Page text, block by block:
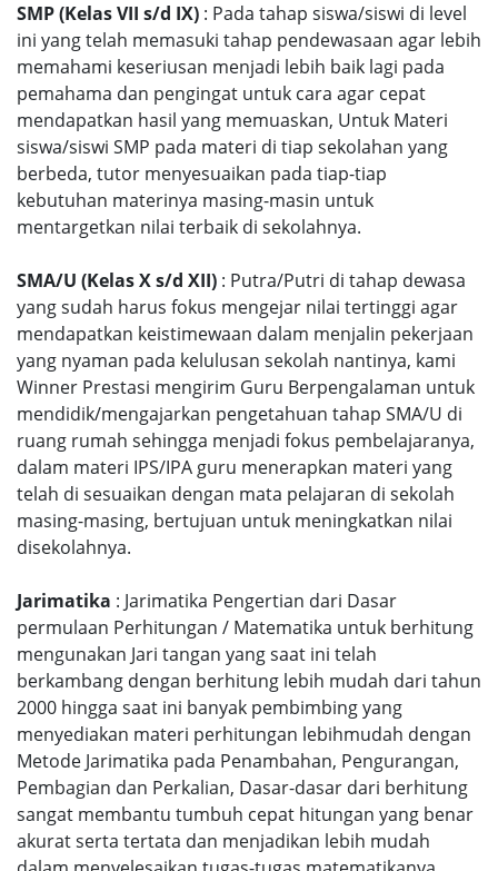
SMP (Kelas VII s/d IX) : Pada tahap siswa/siswi di level
ini yang telah memasuki tahap pendewasaan agar lebih
memahami keseriusan menjadi lebih baik lagi pada
pemahama dan pengingat untuk cara agar cepat
mendapatkan hasil yang memuaskan, Untuk Materi
siswa/siswi SMP pada materi di tiap sekolahan yang
berbeda, tutor menyesuaikan pada tiap-tiap
kebutuhan materinya masing-masin untuk
mentargetkan nilai terbaik di sekolahnya.
SMA/U (Kelas X s/d XII) : Putra/Putri di tahap dewasa
yang sudah harus fokus mengejar nilai tertinggi agar
mendapatkan keistimewaan dalam menjalin pekerjaan
yang nyaman pada kelulusan sekolah nantinya, kami
Winner Prestasi mengirim Guru Berpengalaman untuk
mendidik/mengajarkan pengetahuan tahap SMA/U di
ruang rumah sehingga menjadi fokus pembelajaranya,
dalam materi IPS/IPA guru menerapkan materi yang
telah di sesuaikan dengan mata pelajaran di sekolah
masing-masing, bertujuan untuk meningkatkan nilai
disekolahnya.
Jarimatika : Jarimatika Pengertian dari Dasar
permulaan Perhitungan / Matematika untuk berhitung
mengunakan Jari tangan yang saat ini telah
berkambang dengan berhitung lebih mudah dari tahun
2000 hingga saat ini banyak pembimbing yang
menyediakan materi perhitungan lebihmudah dengan
Metode Jarimatika pada Penambahan, Pengurangan,
Pembagian dan Perkalian, Dasar-dasar dari berhitung
sangat membantu tumbuh cepat hitungan yang benar
akurat serta tertata dan menjadikan lebih mudah